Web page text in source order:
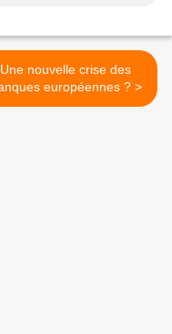
Une nouvelle crise des
banques européennes ? >